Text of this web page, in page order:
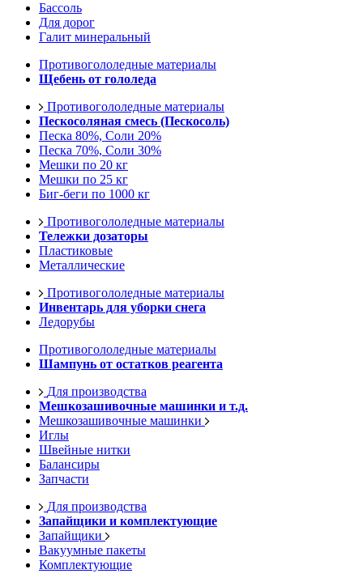
Бассоль
Для дорог
Галит минеральный
Противогололедные материалы
Щебень от гололеда
Противогололедные материалы
Пескосоляная смесь (Пескосоль)
Песка 80%, Соли 20%
Песка 70%, Соли 30%
Мешки по 20 кг
Мешки по 25 кг
Биг-беги по 1000 кг
Противогололедные материалы
Тележки дозаторы
Пластиковые
Металлические
Противогололедные материалы
Инвентарь для уборки снега
Ледорубы
Противогололедные материалы
Шампунь от остатков реагента
Для производства
Мешкозашивочные машинки и т.д.
Мешкозашивочные машинки
Иглы
Швейные нитки
Балансиры
Запчасти
Для производства
Запайщики и комплектующие
Запайщики
Вакуумные пакеты
Комплектующие